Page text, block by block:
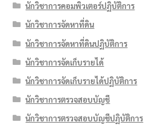
นักวิชาการคอมพิวเตอร์ปฏิบัติการ
นักวิชาการจัดหาที่ดิน
นักวิชาการจัดหาที่ดินปฏิบัติการ
นักวิชาการจัดเก็บรายได้
นักวิชาการจัดเก็บรายได้ปฏิบัติการ
นักวิชาการตรวจสอบบัญชี
นักวิชาการตรวจสอบบัญชีปฏิบัติการ